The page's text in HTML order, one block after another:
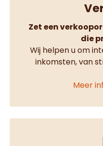
Zet een
die
Wij helpen u om
inkomsten, van
Meer